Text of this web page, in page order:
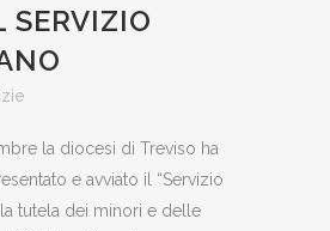
SERVIZIO
la diocesi di Treviso ha
e avviato il “Servizio
tutela dei minori e delle